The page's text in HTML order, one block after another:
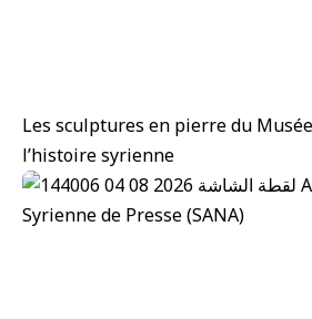
Les sculptures en pierre du
l’histoire syrienne